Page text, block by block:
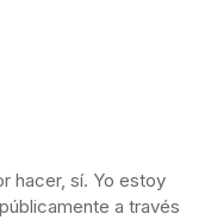
hacer, sí. Yo estoy
a través